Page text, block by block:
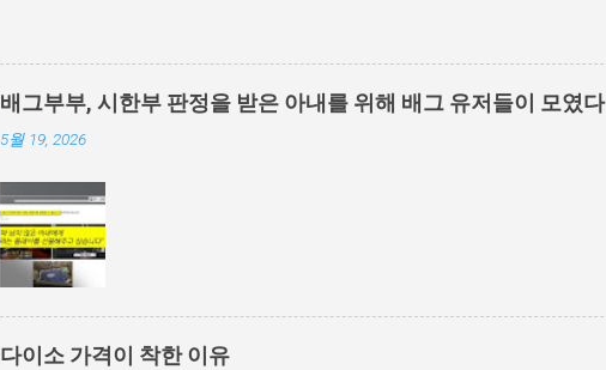
배그부부, 시한부 판정을 받은 아내를 위해 배그 유저들이 모였다
5월 19, 2026
다이소 가격이 착한 이유